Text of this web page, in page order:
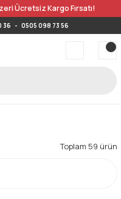
Ücretsiz Kargo Fırsatı!
36 - 0505 098 73 56
Toplam 59 ürün